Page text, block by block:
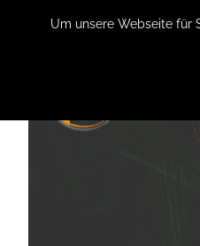
+49 (0) 151 19079060
Um unsere Webseite für